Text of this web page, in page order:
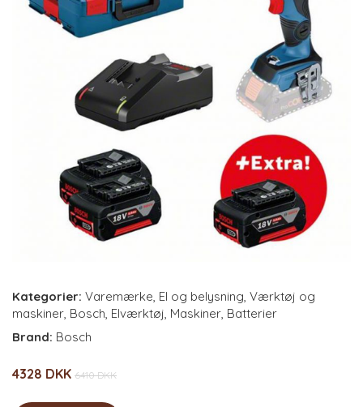
Kategorier: Varemærke, El og belysning, Værktøj og
maskiner, Bosch, Elværktøj, Maskiner, Batterier
Brand: Bosch
4328 DKK 6410 DKK